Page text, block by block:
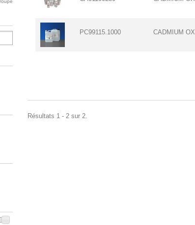
PC99115.1000 CADMIUM
Résultats 1 - 2 sur 2.